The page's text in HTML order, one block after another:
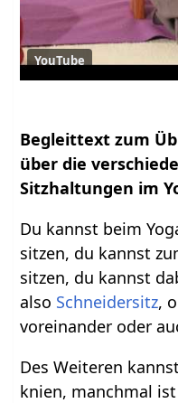
YouTube
Begleittext zum
über die
Sitzhaltungen im
Du kannst beim
sitzen, du kannst
sitzen, du kannst
also Schneidersitz,
voreinander oder
Des Weiteren
knien, manchmal